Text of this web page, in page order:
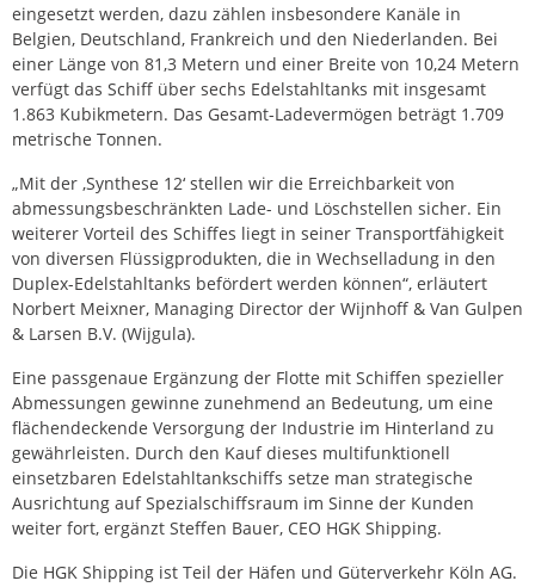
eingesetzt werden, dazu zählen insbesondere Kanäle in
Belgien, Deutschland, Frankreich und den Niederlanden. Bei
einer Länge von 81,3 Metern und einer Breite von 10,24 Metern
verfügt das Schiff über sechs Edelstahltanks mit insgesamt
1.863 Kubikmetern. Das Gesamt-Ladevermögen beträgt 1.709
metrische Tonnen.
„Mit der ‚Synthese 12‘ stellen wir die Erreichbarkeit von
abmessungsbeschränkten Lade- und Löschstellen sicher. Ein
weiterer Vorteil des Schiffes liegt in seiner Transportfähigkeit
von diversen Flüssigprodukten, die in Wechselladung in den
Duplex-Edelstahltanks befördert werden können“, erläutert
Norbert Meixner, Managing Director der Wijnhoff & Van Gulpen
& Larsen B.V. (Wijgula).
Eine passgenaue Ergänzung der Flotte mit Schiffen spezieller
Abmessungen gewinne zunehmend an Bedeutung, um eine
flächendeckende Versorgung der Industrie im Hinterland zu
gewährleisten. Durch den Kauf dieses multifunktionell
einsetzbaren Edelstahltankschiffs setze man strategische
Ausrichtung auf Spezialschiffsraum im Sinne der Kunden
weiter fort, ergänzt Steffen Bauer, CEO HGK Shipping.
Die HGK Shipping ist Teil der Häfen und Güterverkehr Köln AG.